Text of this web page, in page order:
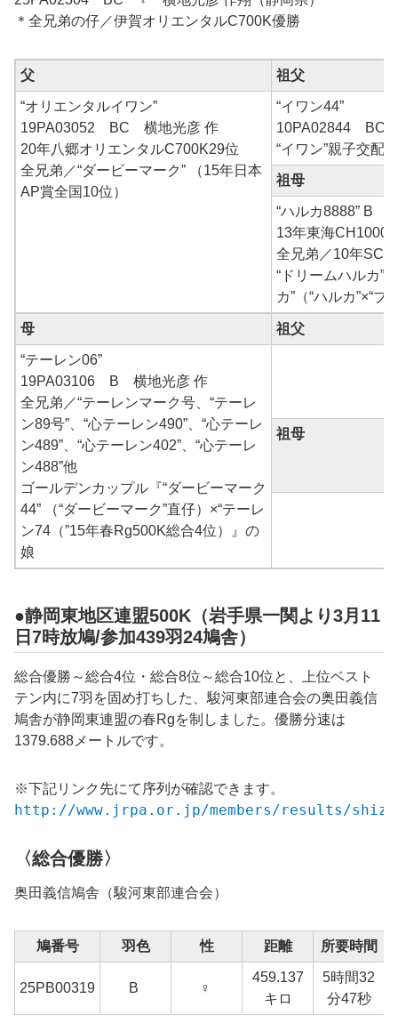
＊全兄弟の仔／伊賀オリエンタルC700K優勝
父 祖父
“オリエンタルイワン”
19PA03052 BC 横地光彦 作
20年八郷オリエンタルC700K29位
全兄弟／“ダービーマーク” （15年日本
AP賞全国10位）
“イワン44”
10PA02844 BC
“イワン”親子交配
祖母
“ハルカ8888” B
13年東海
全兄弟／10年
“ドリームハルカ
カ”（“ハルカ”×“ブ
母 祖父
“テーレン06”
19PA03106 B 横地光彦 作
全兄弟／“テーレンマーク号、“テーレ
ン89号”、“心テーレン490”、“心テーレ
ン489”、“心テーレン402”、“心テーレ
ン488”他
ゴールデンカップル『“ダービーマーク
44” （“ダービーマーク”直仔）×“テーレ
ン74（”15年春Rg500K総合4位）』の
娘
祖母
●静岡東地区連盟500K（岩手県一関より3月11
日7時放鳩/参加439羽24鳩舎）
総合優勝～総合4位・総合8位～総合10位と、上位ベスト
テン内に7羽を固め打ちした、 駿河東部連合会の奥田義信
鳩舎が静岡東連盟の春Rgを制しました。優勝分速は
1379.688 メートルです。
※下記リンク先にて序列が確認できます。
http://www.jrpa.or.jp/members/results/
〈総合優勝〉
奥田義信鳩舎（駿河東部連合会）
鳩番号 羽色 性 距離 所要時間
25PB00319 B ♀
459.137
キロ
5時間32
分47秒